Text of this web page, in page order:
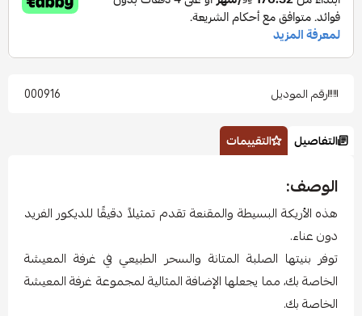
رقم الموديل 000916
التفاصيل التقييمات
الوصف:
هذه الأريكة البسيطة والمقنعة تقدم تمثيلاً دقيقًا للديكور الفريد
دون عناء.
توفر بنيتها الصلبة المتانة والسحر الطبيعي في غرفة المعيشة
الخاصة بك، مما يجعلها الإضافة المثالية لمجموعة غرفة المعيشة
الخاصة بك.